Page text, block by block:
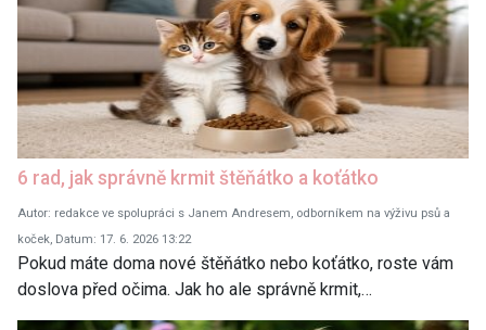
6 rad, jak správně krmit štěňátko a koťátko
Autor: redakce ve spolupráci s Janem Andresem, odborníkem na výživu psů a
koček, Datum: 17. 6. 2026 13:22
Pokud máte doma nové štěňátko nebo koťátko, roste vám
doslova před očima. Jak ho ale správně krmit,…